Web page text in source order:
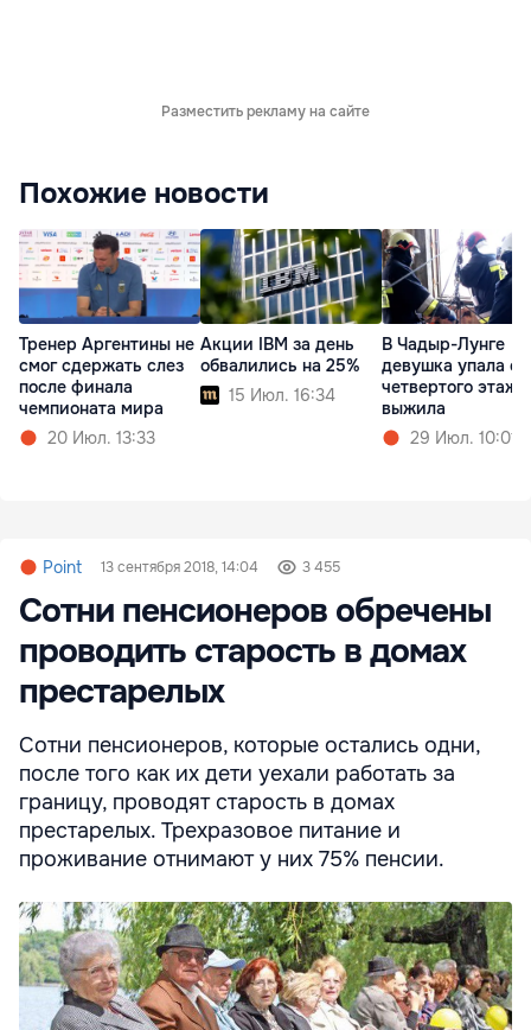
Разместить рекламу на сайте
Похожие новости
Тренер Аргентины не
смог сдержать слез
после финала
чемпионата мира
20 Июл. 13:33
Акции IBM за день
обвалились на 25%
15 Июл. 16:34
В Чадыр-Лунге
девушка упала с
четвертого
выжила
29 Июл. 10:01
Point 13 сентября 2018, 14:04 3 455
Сотни пенсионеров обречены
проводить старость в домах
престарелых
Сотни пенсионеров, которые остались одни,
после того как их дети уехали работать за
границу, проводят старость в домах
престарелых. Трехразовое питание и
проживание отнимают у них 75% пенсии.